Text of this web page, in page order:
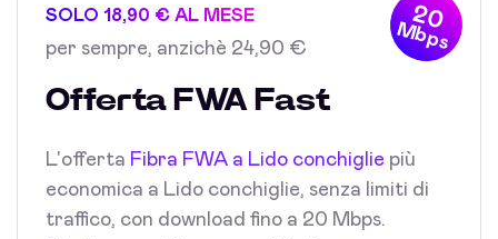
20
Mbps
SOLO 18,90 € AL MESE
per sempre, anzichè 24,90 €
Offerta FWA Fast
L'offerta Fibra FWA a Lido conchiglie più
economica a Lido conchiglie, senza limiti di
traffico, con download fino a 20 Mbps.